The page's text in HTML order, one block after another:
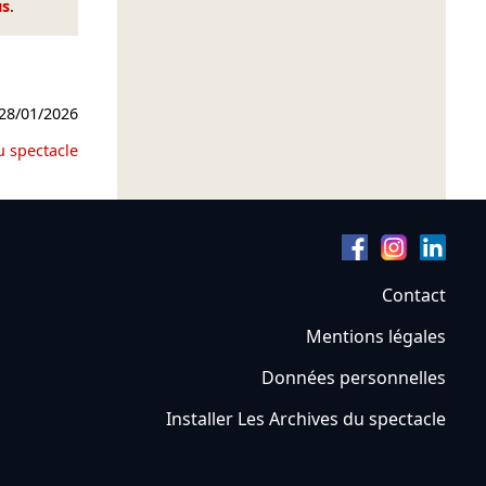
.
01/2026
spectacle
Contact
Mentions légales
Données personnelles
Installer Les Archives du spectacle